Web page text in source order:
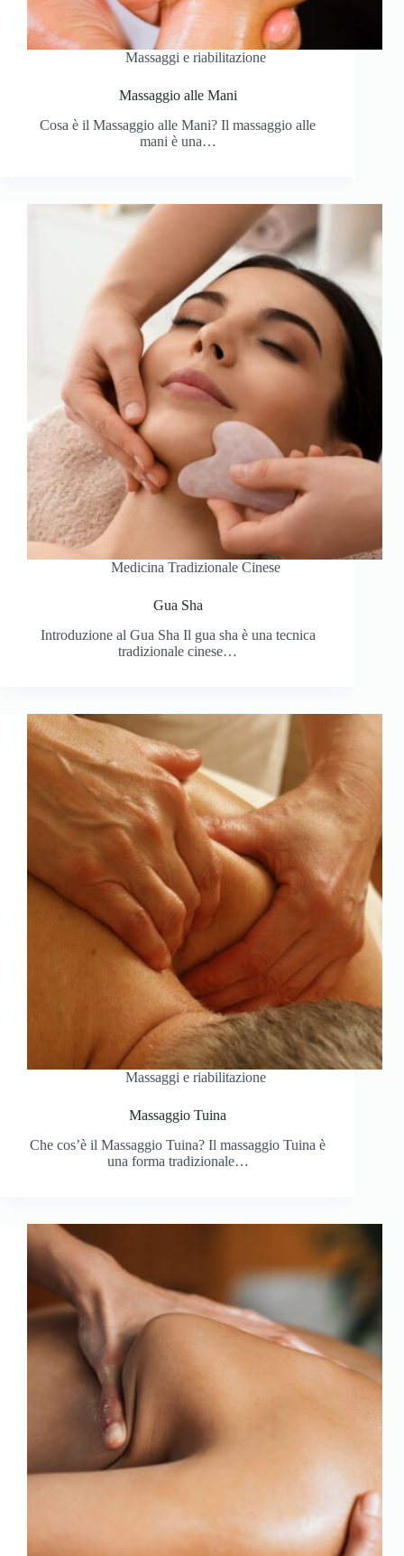
Massaggi e riabilitazione
Massaggio alle Mani
Cosa è il Massaggio alle Mani? Il massaggio alle
mani è una…
Medicina Tradizionale Cinese
Gua Sha
Introduzione al Gua Sha Il gua sha è una tecnica
tradizionale cinese…
Massaggi e riabilitazione
Massaggio Tuina
Che cos’è il Massaggio Tuina? Il massaggio Tuina è
una forma tradizionale…